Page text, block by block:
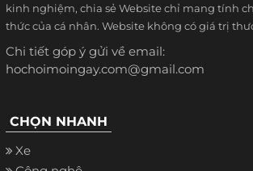
kinh nghiệm, chia sẻ Website chỉ mang tính
thức của cá nhân. Website không có giá trị
Chi tiết góp ý gửi về email:
hochoimoingay.com@gmail.com
CHỌN NHANH
Xe